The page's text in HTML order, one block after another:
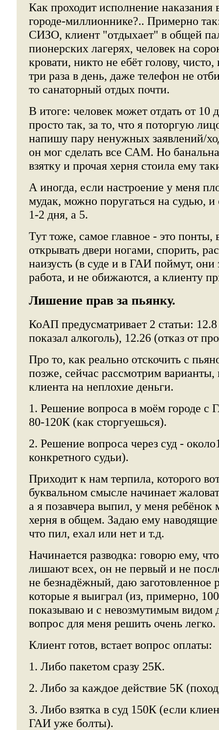
Как проходит исполнение наказания
городе-миллионнике?.. Примерно
СИЗО, клиент "отдыхает" в общей
пионерских лагерях, человек на
кровати, никто не ебёт голову,
три раза в день, даже телефон не
то санаторный отдых почти.
В итоге: человек может отдать от 10
просто так, за то, что я поторгую
напишу пару ненужных заявлений/
он мог сделать все САМ. Но
взятку и прочая херня стоила ему
А иногда, если настроение у меня
мудак, можно поругаться на судью, и
1-2 дня, а 5.
Тут тоже, самое главное - это понты,
открывать двери ногами, спорить,
наизусть (в суде и в ГАИ поймут, они
работа, и не обижаются, а клиенту
Лишение прав за пьянку.
КоАП предусматривает 2 статьи:
показал алкоголь), 12.26 (отказ от
Про то, как реально отскочить с
позже, сейчас рассмотрим
клиента на неплохие деньги.
1. Решение вопроса в моём городе с
80-120К (как сторгуешься).
2. Решение вопроса через суд -
конкретного судьи).
Приходит к нам терпила, которого
буквальном смысле начинает
а я позавчера выпил, у меня ребёнок
херня в общем. Задаю ему
что пил, ехал или нет и т.д.
Начинается разводка: говорю ему,
лишают всех, он не первый и не
не безнадёжный, даю заготовленное
которые я выиграл (из, примерно,
показываю и с невозмутимым видом
вопрос для меня решить очень легко.
Клиент готов, встает вопрос оплаты:
1. Либо пакетом сразу 25К.
2. Либо за каждое действие 5К
3. Либо взятка в суд 150К (если
ГАИ уже болты).